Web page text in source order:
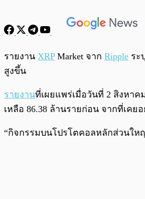
พร้อมเล่น
รายงาน XRPMarket จาก Ripple ระ
สูงขึ้น
รายงานที่เผยแพร่เมื่อวันที่ 2 สิงหาค
เหลือ 86.38 ล้านรายก่อน จากที่เคย
“กิจกรรมบนโปรโตคอลหลักส่วนให